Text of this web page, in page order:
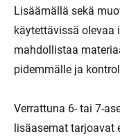
Lisäämällä sekä
käytettävissä
mahdollistaa
pidemmälle ja
Verrattuna 6- tai 7-
lisäasemat tarjoavat